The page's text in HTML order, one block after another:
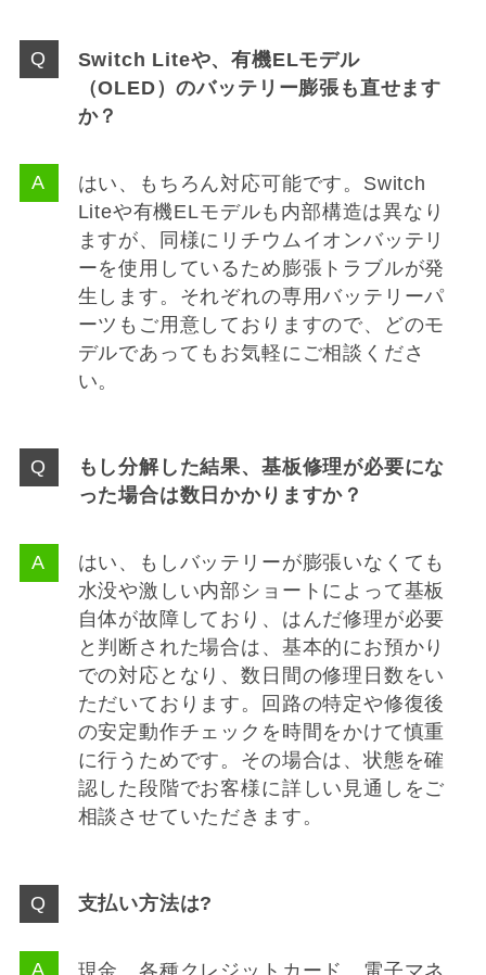
Switch Liteや、有機ELモデル
（OLED）のバッテリー膨張も直せます
か？
はい、もちろん対応可能です。Switch
Liteや有機ELモデルも内部構造は異なり
ますが、同様にリチウムイオンバッテリ
ーを使用しているため膨張トラブルが発
生します。それぞれの専用バッテリーパ
ーツもご用意しておりますので、どのモ
デルであってもお気軽にご相談くださ
い。
もし分解した結果、基板修理が必要にな
った場合は数日かかりますか？
はい、もしバッテリーが膨張いなくても
水没や激しい内部ショートによって基板
自体が故障しており、はんだ修理が必要
と判断された場合は、基本的にお預かり
での対応となり、数日間の修理日数をい
ただいております。回路の特定や修復後
の安定動作チェックを時間をかけて慎重
に行うためです。その場合は、状態を確
認した段階でお客様に詳しい見通しをご
相談させていただきます。
支払い方法は?
現金、各種クレジットカード、電子マネ